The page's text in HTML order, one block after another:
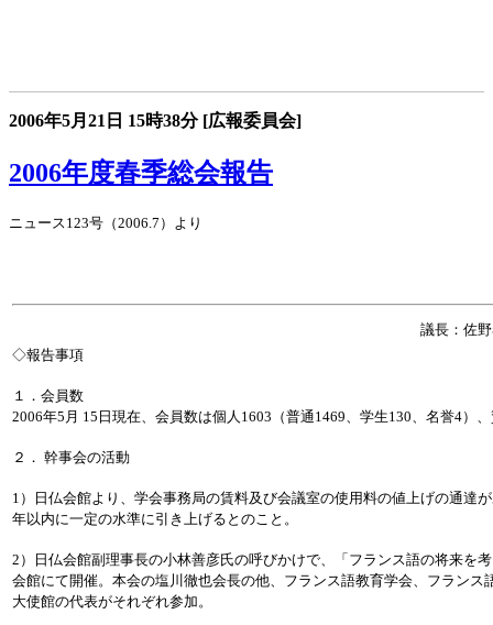
2006年5月21日 15時38分 [広報委員会]
2006年度春季総会報告
ニュース123号（2006.7）より
議長：佐
◇報告事項
１．会員数
2006年5月 15日現在、会員数は個人1603（普通1469、学生130、名誉4）
２． 幹事会の活動
1）日仏会館より、学会事務局の賃料及び会議室の使用料の値上げの通達
年以内に一定の水準に引き上げるとのこと。
2）日仏会館副理事長の小林善彦氏の呼びかけで、「フランス語の将来を
会館にて開催。本会の塩川徹也会長の他、フランス語教育学会、フランス
大使館の代表がそれぞれ参加。